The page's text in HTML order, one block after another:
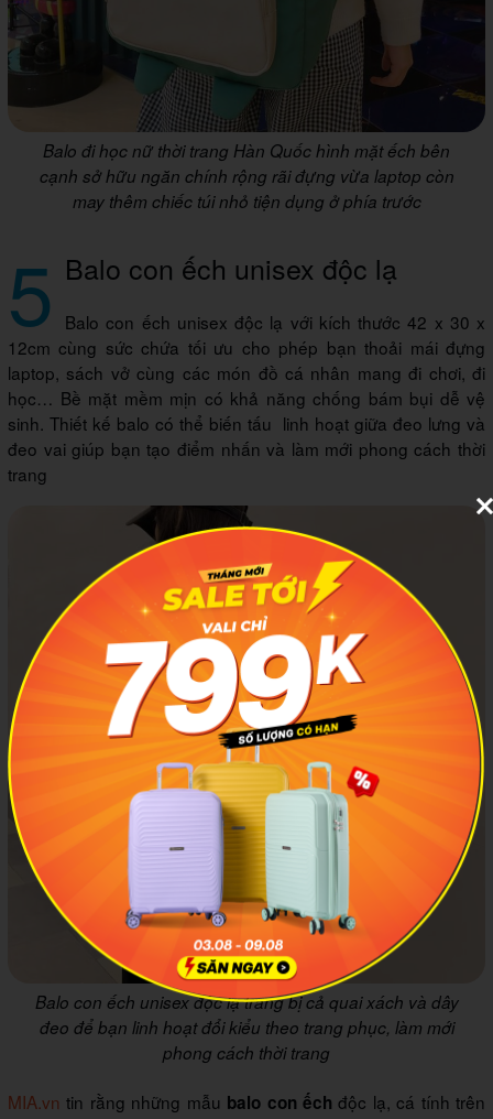
Balo đi học nữ thời trang Hàn Quốc hình mặt ếch bên
cạnh sở hữu ngăn chính rộng rãi đựng vừa laptop còn
may thêm chiếc túi nhỏ tiện dụng ở phía trước
5 Balo con ếch unisex độc lạ
Balo con ếch unisex độc lạ với kích thước 42 x 30 x
12cm cùng sức chứa tối ưu cho phép bạn thoải mái đựng
laptop, sách vở cùng các món đồ cá nhân mang đi chơi, đi
học… Bề mặt mềm mịn có khả năng chống bám bụi dễ vệ
sinh. Thiết kế balo có thể biến tấu linh hoạt giữa đeo lưng và
đeo vai giúp bạn tạo điểm nhấn và làm mới phong cách thời
trang
Balo con ếch unisex độc lạ trang bị cả quai xách và dây
đeo để bạn linh hoạt đổi kiểu theo trang phục, làm mới
phong cách thời trang
MIA.vn tin rằng những mẫu balo con ếch độc lạ, cá tính trên